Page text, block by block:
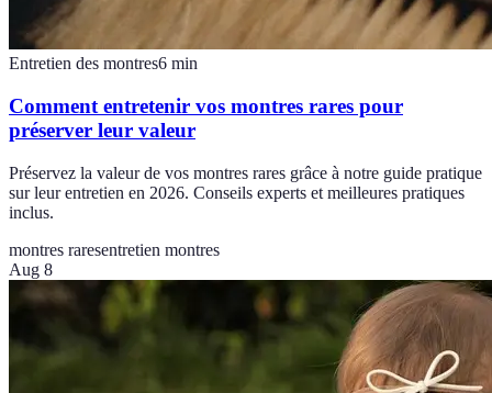
Entretien des montres6 min
Comment entretenir vos montres rares pour
préserver leur valeur
Préservez la valeur de vos montres rares grâce à notre guide pratique
sur leur entretien en 2026. Conseils experts et meilleures pratiques
inclus.
montres raresentretien montres
Aug 8